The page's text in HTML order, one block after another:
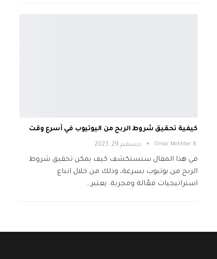
كيفية تحقيق شروط الربح من اليوتيوب في أسرع وقت
.Omar Mokhtar B ديسمبر 29, 2023
في هذا المقال سنستكشف كيف يمكن تحقيق شروط
الربح من يوتيوب بسرعة، وذلك من خلال اتباع
استراتيجيات فعّالة ومجربة. يعتبر…